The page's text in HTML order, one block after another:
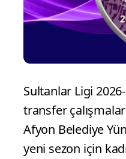
Sultanlar Ligi
transfer
Afyon Belediye
yeni sezon için